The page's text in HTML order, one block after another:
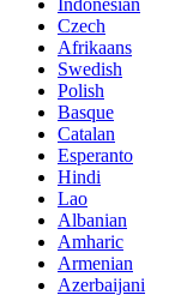
Indonesian
Czech
Afrikaans
Swedish
Polish
Basque
Catalan
Esperanto
Hindi
Lao
Albanian
Amharic
Armenian
Azerbaijani